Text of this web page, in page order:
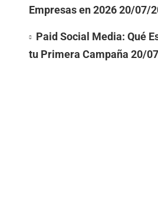
Empresas en 202620/07/
Paid Social Media: Qué
tu Primera Campaña 20/